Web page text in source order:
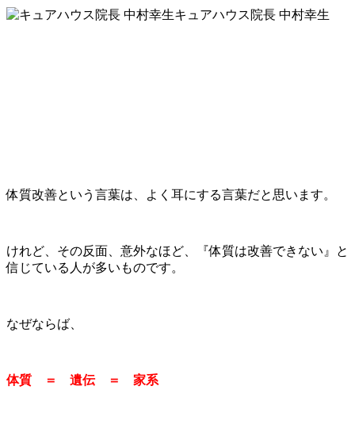
キュアハウス院長 中村幸生
体質改善という言葉は、よく耳にする言葉だと思います。
けれど、その反面、意外なほど、『体質は改善できない』と
信じている人が多いものです。
なぜならば、
体質 ＝ 遺伝 ＝ 家系